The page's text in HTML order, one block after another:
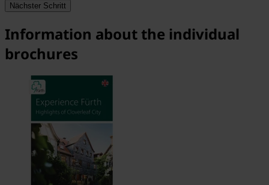
Nächster Schritt
Information about the individual
brochures